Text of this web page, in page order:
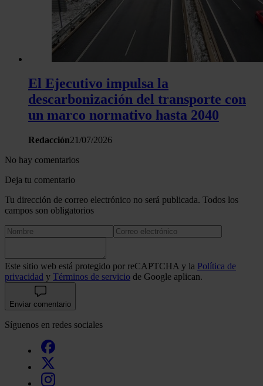
El Ejecutivo impulsa la
descarbonización del transporte con
un marco normativo hasta 2040
Redacción21/07/2026
No hay comentarios
Deja tu comentario
Tu dirección de correo electrónico no será publicada. Todos los
campos son obligatorios
Este sitio web está protegido por reCAPTCHA y la Política de
privacidad y Términos de servicio de Google aplican.
Enviar comentario
Síguenos en redes sociales